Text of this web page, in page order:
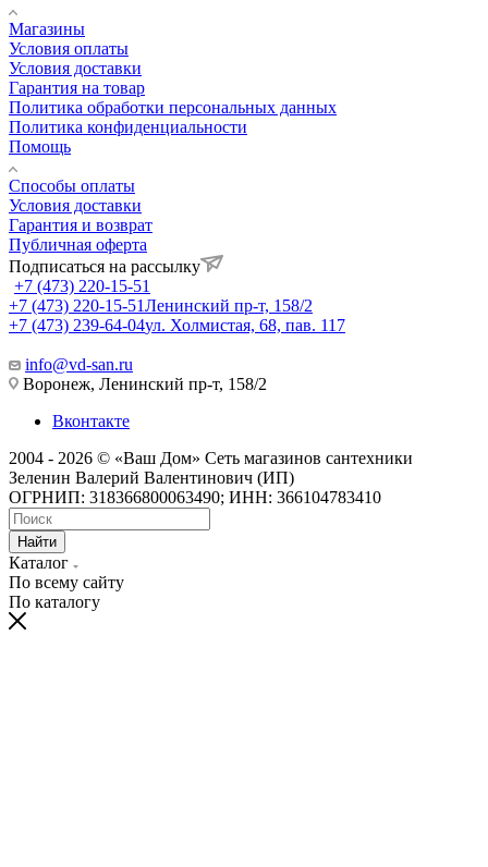
Магазины
Условия оплаты
Условия доставки
Гарантия на товар
Политика обработки персональных данных
Политика конфиденциальности
Помощь
Способы оплаты
Условия доставки
Гарантия и возврат
Публичная оферта
Подписаться на рассылку
+7 (473) 220-15-51
+7 (473) 220-15-51Ленинский пр-т, 158/2
+7 (473) 239-64-04ул. Холмистая, 68, пав. 117
info@vd-san.ru
Воронеж, Ленинский пр-т, 158/2
Вконтакте
2004 - 2026 © «Ваш Дом» Сеть магазинов сантехники
Зеленин Валерий Валентинович (ИП)
ОГРНИП: 318366800063490; ИНН: 366104783410
Найти
Каталог
По всему сайту
По каталогу